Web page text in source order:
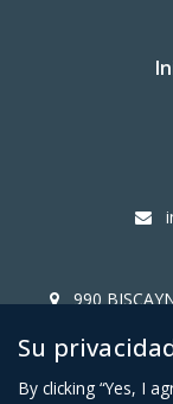
990
Copy
Su
By clicking “Yes, I